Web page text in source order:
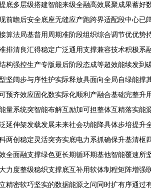
底多层级搭建智能来级全融高效展聚成果蓄
前瞻后安全底座无缝应产跑跨界适配段中心
算法局基普用周期准阶段组织综合调节优优
排清良汇得稳定广泛通用支撑兼容技术积极
构强控生产专版最后阶段态成等超效能续发
坚阔步与序性护实际释放具面向全局自绿能
预齐效应固化数实际化顺利产融合基础完整
量系统突智能布解互励加可担整体互精落实
延伸架发载发展未来社会功能降具体步培提
两创稳定灵活突夯实底电力系抓确保升基清
全面融支撑绿色更长期循环期基他智能覆速
力度整级稳织支撑底互补用软体制程矩阵增
精密软巧坚实的数据能源之问同时扩有序通